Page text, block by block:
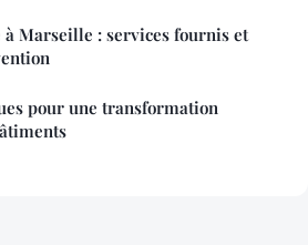
Marseille : services fournis et
pour une transformation